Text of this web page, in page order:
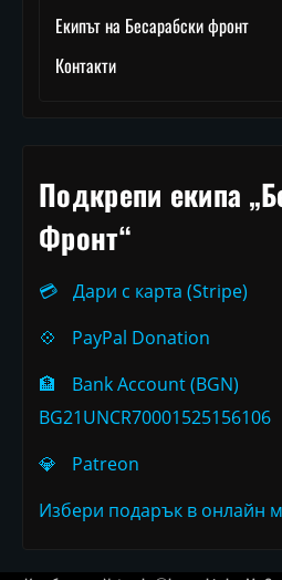
Екипът на Бесарабски фронт
Контакти
Подкрепи екипа
Фронт“
💳
Дари с карта (Stripe)
💠
PayPal Donation
🏦
Bank Account (BGN)
BG21UNCR70001525156106
💎
Patreon
Избери подарък в онлайн